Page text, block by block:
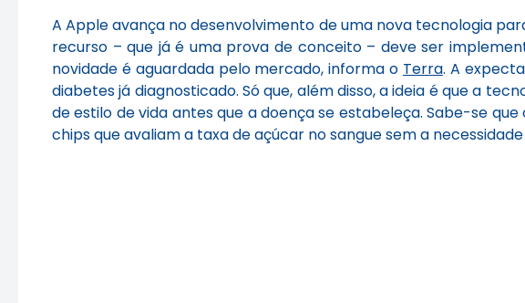
A Apple avança no desenvolvimento de uma nova tecnologia
recurso – que já é uma prova de conceito – deve ser
novidade é aguardada pelo mercado, informa o Terra. A
diabetes já diagnosticado. Só que, além disso, a ideia é que a
de estilo de vida antes que a doença se estabeleça. Sabe-se
chips que avaliam a taxa de açúcar no sangue sem a